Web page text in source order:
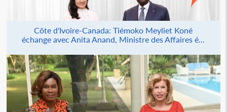
Côte d'Ivoire-Canada: Tiémoko Meyliet Koné
échange avec Anita Anand, Ministre des Affaires é...